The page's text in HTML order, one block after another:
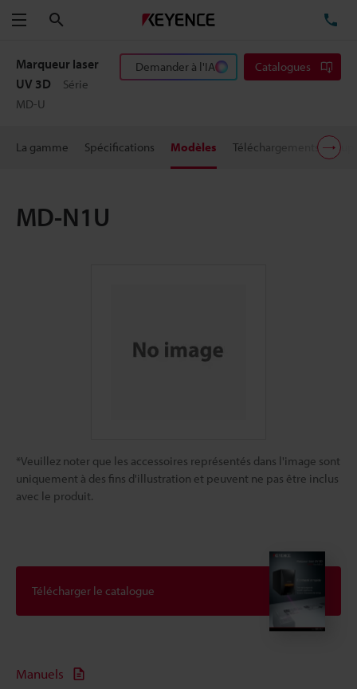
Menu
Marqueur laser
UV 3D
Série
MD-U
Demander à l'IA Catalogues
La gamme Spécifications Modèles Téléchargements
MD-N1U
*Veuillez noter que les accessoires représentés dans l'image sont
uniquement à des fins d'illustration et peuvent ne pas être inclus
avec le produit.
Télécharger le catalogue
Manuels